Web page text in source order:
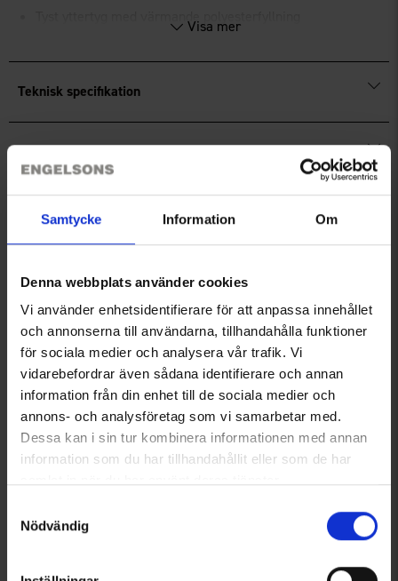
Samtycke Information Om
Denna webbplats använder cookies
Vi använder enhetsidentifierare för att anpassa innehållet
och annonserna till användarna, tillhandahålla funktioner
för sociala medier och analysera vår trafik. Vi
vidarebefordrar även sådana identifierare och annan
information från din enhet till de sociala medier och
annons- och analysföretag som vi samarbetar med.
Dessa kan i sin tur kombinera informationen med annan
information som du har tillhandahållit eller som de har
Nödvändig
Reglerbar längd för personer 160–200 cm
Visa mer
Teknisk specifikation
Recensioner
Du kanske också behöver
750 kr